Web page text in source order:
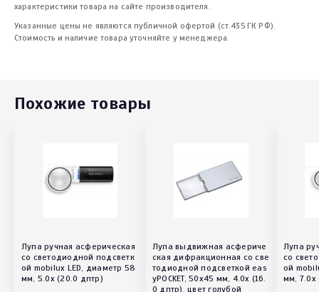
характеристики товара на сайте производителя.
Указанные цены не являются публичной офертой (ст.435 ГК РФ).
Стоимость и наличие товара уточняйте у менеджера.
Похожие товары
Лупа ручная асферическая
со светодиодной подсветк
ой mobilux LED, диаметр 58
мм, 5.0х (20.0 дптр)
Лупа выдвижная асфериче
ская дифракционная со све
тодиодной подсветкой eas
yPOCKET, 50х45 мм, 4.0х (16.
0 дптр), цвет голубой
Лупа
со
ой
мм, 7.0х